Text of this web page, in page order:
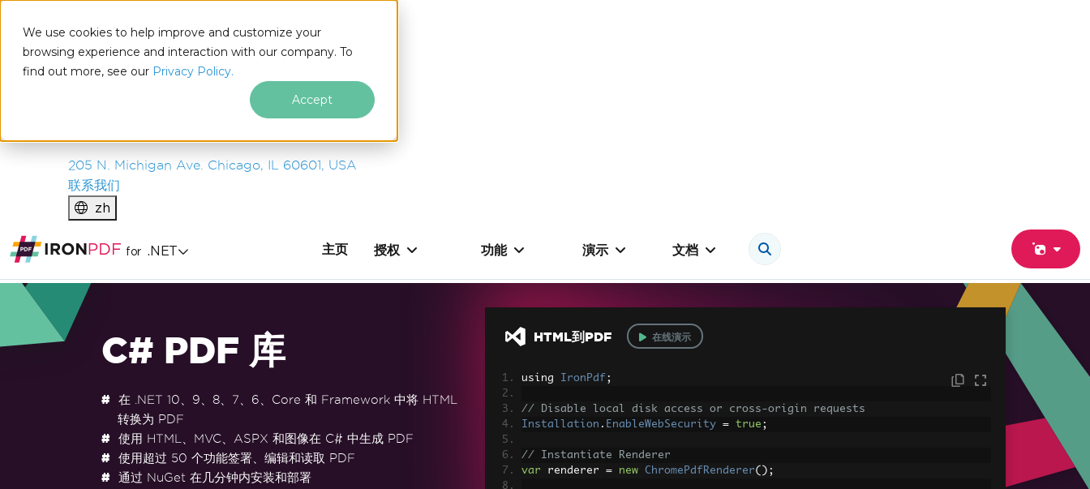
We use cookies to help improve and customize your
browsing experience and interaction with our company. To
find out more, see our Privacy Policy.
Accept
IRONSOFTWARE
产品
企业
205 N. Michigan Ave. Chicago, IL 60601, USA
联系我们
zh
for .NET 主页 授权 功能 演示 文档
C# PDF 库
在 .NET 10、9、8、7、6、Core 和 Framework 中将 HTML
转换为 PDF
使用 HTML、MVC、ASPX 和图像在 C# 中生成 PDF
使用超过 50 个功能签署、编辑和读取 PDF
通过 NuGet 在几分钟内安装和部署
HTML到PDF 在线演示
using IronPdf ;
// Disable local disk access or cross-origin requests
Installation . EnableWebSecurity = true ;
// Instantiate Renderer
var renderer = new ChromePdfRenderer();